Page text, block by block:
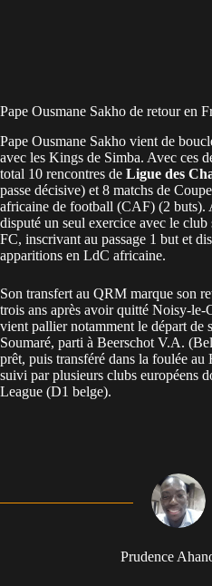
Pape Ousmane Sakho de retour en
Pape Ousmane Sakho vient de
avec les Kings de Simba. Avec ces
total 10 rencontres de Ligue des
passe décisive) et 8 matchs de
africaine de football (CAF) (2 buts).
disputé un seul exercice avec le club
FC, inscrivant au passage 1 but et
apparitions en LdC africaine.
Son transfert au QRM marque son
trois ans après avoir quitté Noisy-
vient pallier notamment le départ de
Soumaré, parti à Beerschot V.A.
prêt, puis transféré dans la foulée
suivi par plusieurs clubs européens
League (D1 belge).
Prudence